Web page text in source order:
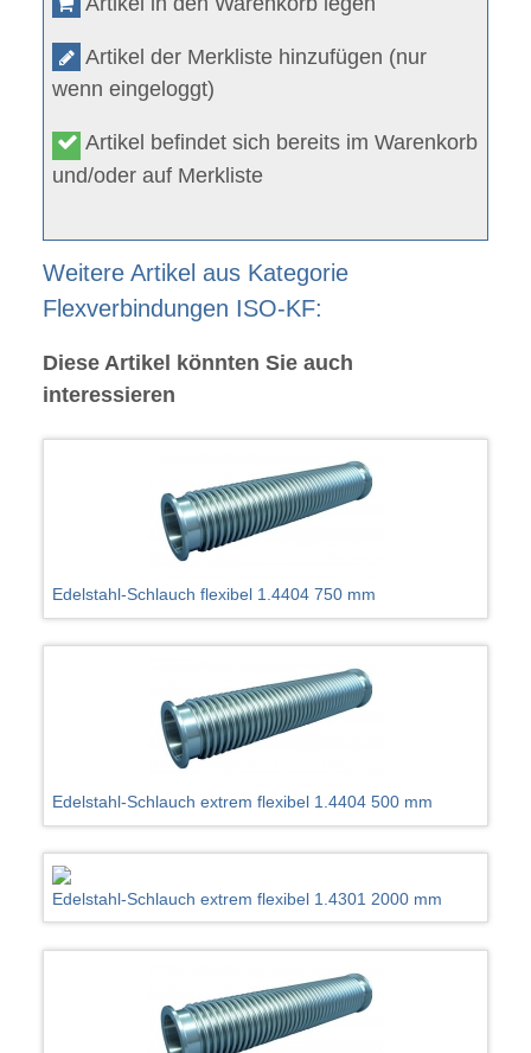
Artikel der Merkliste hinzufügen (nur
wenn eingeloggt)
Artikel befindet sich bereits im Warenkorb
und/oder auf Merkliste
Weitere Artikel aus Kategorie
Flexverbindungen ISO-KF:
Diese Artikel könnten Sie auch
interessieren
Edelstahl-Schlauch flexibel 1.4404 750 mm
Edelstahl-Schlauch extrem flexibel 1.4404 500 mm
Edelstahl-Schlauch extrem flexibel 1.4301 2000 mm